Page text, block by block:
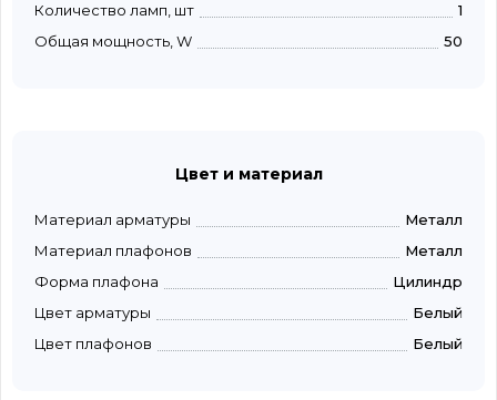
Количество ламп, шт
1
Общая мощность, W
50
Цвет и материал
Материал арматуры
Металл
Материал плафонов
Металл
Форма плафона
Цилиндр
Цвет арматуры
Белый
Цвет плафонов
Белый